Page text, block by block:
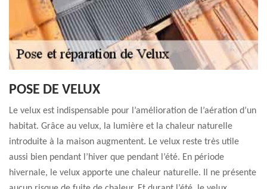
POSE DE VELUX
Le velux est indispensable pour l’amélioration de l’aération d’un
habitat. Grâce au velux, la lumière et la chaleur naturelle
introduite à la maison augmentent. Le velux reste très utile
aussi bien pendant l’hiver que pendant l’été. En période
hivernale, le velux apporte une chaleur naturelle. Il ne présente